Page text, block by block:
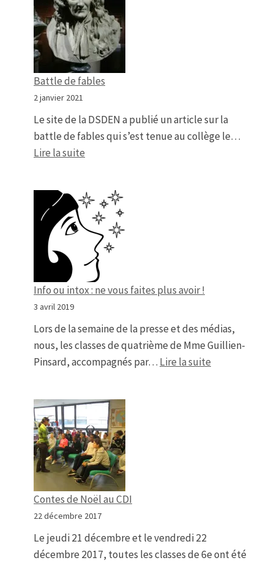
Battle de fables
2 janvier 2021
Le site de la DSDEN a publié un article sur la
battle de fables qui s’est tenue au collège le…
Lire la suite
Info ou intox : ne vous faites plus avoir !
3 avril 2019
Lors de la semaine de la presse et des médias,
nous, les classes de quatrième de Mme Guillien-
Pinsard, accompagnés par… Lire la suite
Contes de Noël au CDI
22 décembre 2017
Le jeudi 21 décembre et le vendredi 22
décembre 2017, toutes les classes de 6e ont été